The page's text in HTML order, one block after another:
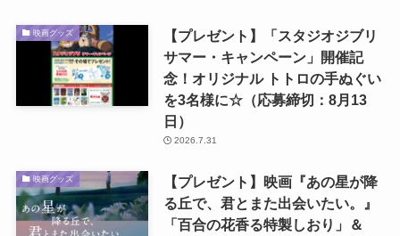
映画グッズ
【プレゼント】「スタジオジブリ
サマー・キャンペーン」開催記
念！オリジナル トトロの手ぬぐい
を3名様に☆（応募締切：8月13
日）
2026.7.31
映画グッズ
【プレゼント】映画『あの星が降
る丘で、君とまた出会いたい。』
「百合の花香る特製しおり」＆